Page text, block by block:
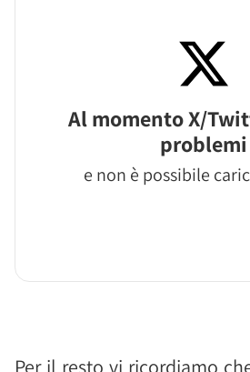
Al momento X/
problemi
e non è possibile
Per il resto vi ricordiamo